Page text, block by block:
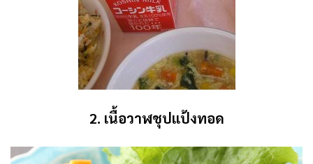
2. เนื้อวาฬชุปแป้งทอด